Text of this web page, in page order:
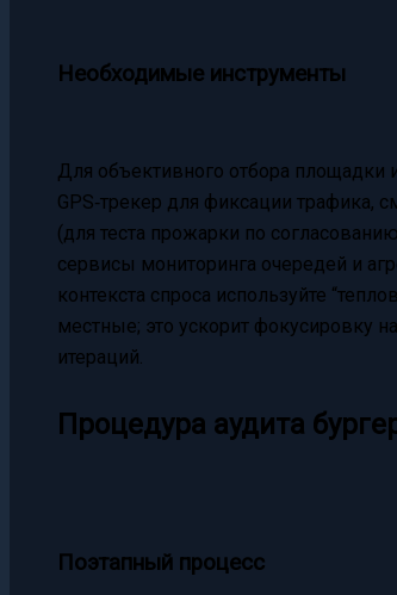
Необходимые инструменты
Для объективного отбора площадки
GPS‑трекер для фиксации трафика,
(для теста прожарки по
сервисы мониторинга очередей и
контекста спроса используйте
местные; это ускорит фокусировку
итераций.
Процедура аудита
Поэтапный процесс